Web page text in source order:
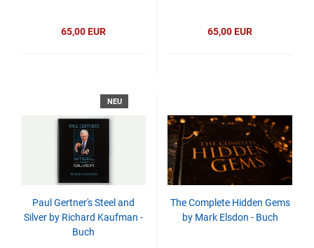
65,00 EUR 65,00 EUR
NEU
Paul Gertner's Steel and
Silver by Richard Kaufman -
Buch
The Complete Hidden Gems
by Mark Elsdon - Buch